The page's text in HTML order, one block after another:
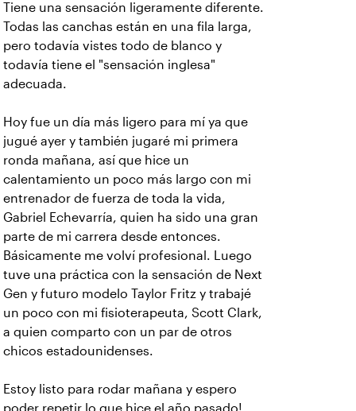
Tiene una sensación ligeramente diferente.
Todas las canchas están en una fila larga,
pero todavía vistes todo de blanco y
todavía tiene el "sensación inglesa"
adecuada.
Hoy fue un día más ligero para mí ya que
jugué ayer y también jugaré mi primera
ronda mañana, así que hice un
calentamiento un poco más largo con mi
entrenador de fuerza de toda la vida,
Gabriel Echevarría, quien ha sido una gran
parte de mi carrera desde entonces.
Básicamente me volví profesional. Luego
tuve una práctica con la sensación de Next
Gen y futuro modelo Taylor Fritz y trabajé
un poco con mi fisioterapeuta, Scott Clark,
a quien comparto con un par de otros
chicos estadounidenses.
Estoy listo para rodar mañana y espero
poder repetir lo que hice el año pasado!